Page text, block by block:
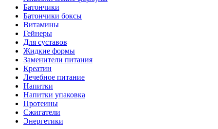
Батончики
Батончики боксы
Витамины
Гейнеры
Для суставов
Жидкие формы
Заменители питания
Креатин
Лечебное питание
Напитки
Напитки упаковка
Протеины
Сжигатели
Энергетики